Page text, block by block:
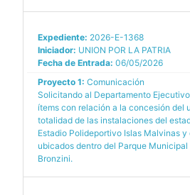
Expediente: 2026-E-1368
Iniciador: UNION POR LA PATRIA
Fecha de Entrada: 06/05/2026
Proyecto 1: Comunicación
Solicitando al Departamento
ítems con relación a la concesión del
totalidad de las instalaciones del
Estadio Polideportivo Islas Malvinas
ubicados dentro del Parque
Bronzini.